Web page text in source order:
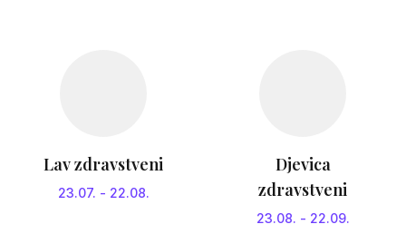
Lav zdravstveni
23.07. - 22.08.
Djevica
zdravstveni
23.08. - 22.09.